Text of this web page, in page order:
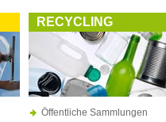
RECYCLING
Öffentliche Sammlungen